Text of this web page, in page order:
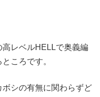
レベルHELLで奥義編
ころです。
シの有無に関わらずど